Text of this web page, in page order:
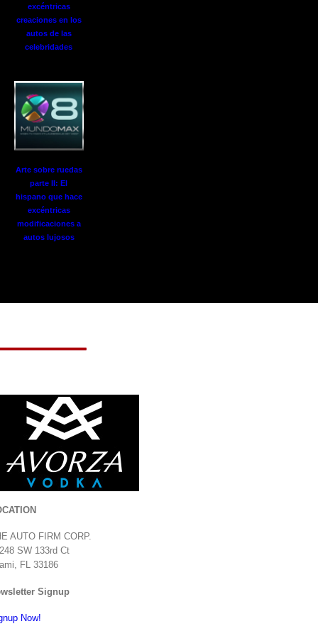
excéntricas
creaciones en los
autos de las
celebridades
Arte sobre ruedas
parte II: El
hispano que hace
excéntricas
modificaciones a
autos lujosos
AUTO FIRM CORP.
SW 133rd Ct
FL 33186
Signup
Now!